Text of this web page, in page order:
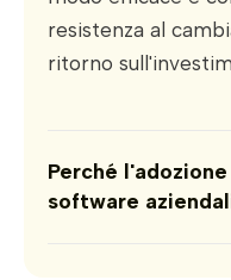
resistenza al
ritorno
Perché
software